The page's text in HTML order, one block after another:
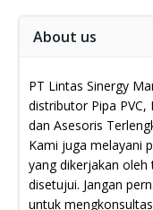
About us
PT Lintas Sinergy
distributor Pipa PVC,
dan Asesoris
Kami juga melayani
yang dikerjakan oleh
disetujui. Jangan
untuk